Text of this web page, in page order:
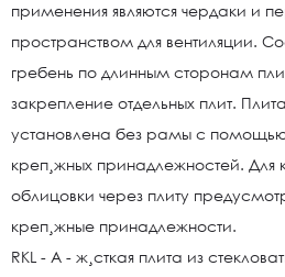
применения являются чердаки и
пространством для вентиляции.
гребень по длинным сторонам
закрепление отдельных плит.
установлена без рамы с
креп¸жных принадлежностей. Для
облицовки через плиту
креп¸жные принадлежности.
RKL - A - ж¸сткая плита из